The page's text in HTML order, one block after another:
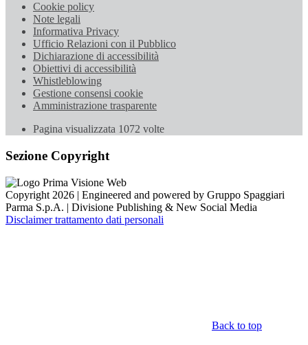
Cookie policy
Note legali
Informativa Privacy
Ufficio Relazioni con il Pubblico
Dichiarazione di accessibilità
Obiettivi di accessibilità
Whistleblowing
Gestione consensi cookie
Amministrazione trasparente
Pagina visualizzata 1072 volte
Sezione Copyright
Copyright 2026 | Engineered and powered by Gruppo Spaggiari
Parma S.p.A. | Divisione Publishing & New Social Media
Disclaimer trattamento dati personali
Back to top